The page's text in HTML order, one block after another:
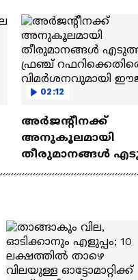
02:12
അർജന്റീനക്ക്
അനുകൂലമായി
തീരുമാനങ്ങൾ
ഫ്രഞ്ച്